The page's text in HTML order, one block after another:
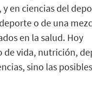
en ciencias del
o de una
en la salud. Hoy
de vida, nutrición,
sino las